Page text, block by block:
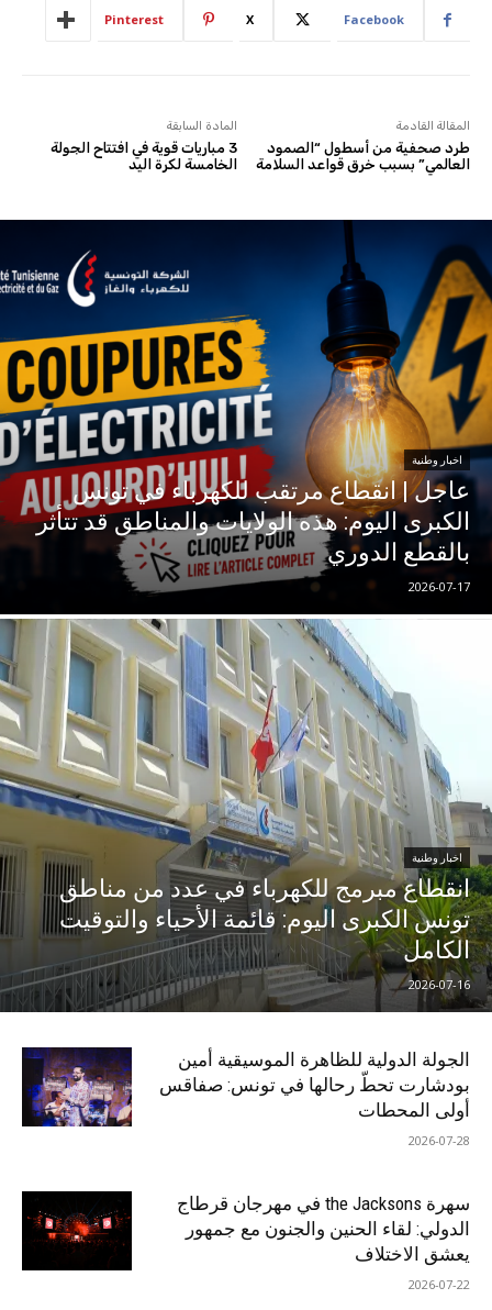
Facebook
X
Pinterest
المادة السابقة
3 مباريات قوية في افتتاح الجولة
الخامسة لكرة اليد
المقالة القادمة
طرد صحفية من أسطول “الصمود
العالمي” بسبب خرق قواعد السلامة
اخبار وطنية
عاجل | انقطاع مرتقب للكهرباء في تونس
الكبرى اليوم: هذه الولايات والمناطق قد تتأثر
بالقطع الدوري
2026-07-17
اخبار وطنية
انقطاع مبرمج للكهرباء في عدد من مناطق
تونس الكبرى اليوم: قائمة الأحياء والتوقيت
الكامل
2026-07-16
الجولة الدولية للظاهرة الموسيقية أمين
بودشارت تحطّ رحالها في تونس: صفاقس
أولى المحطات
2026-07-28
سهرة the Jacksons في مهرجان قرطاج
الدولي: لقاء الحنين والجنون مع جمهور
يعشق الاختلاف
2026-07-22